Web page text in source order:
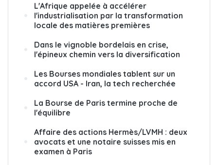
L'Afrique appelée à accélérer
l'industrialisation par la transformation
locale des matières premières
Dans le vignoble bordelais en crise,
l'épineux chemin vers la diversification
Les Bourses mondiales tablent sur un
accord USA - Iran, la tech recherchée
La Bourse de Paris termine proche de
l'équilibre
Affaire des actions Hermès/LVMH : deux
avocats et une notaire suisses mis en
examen à Paris